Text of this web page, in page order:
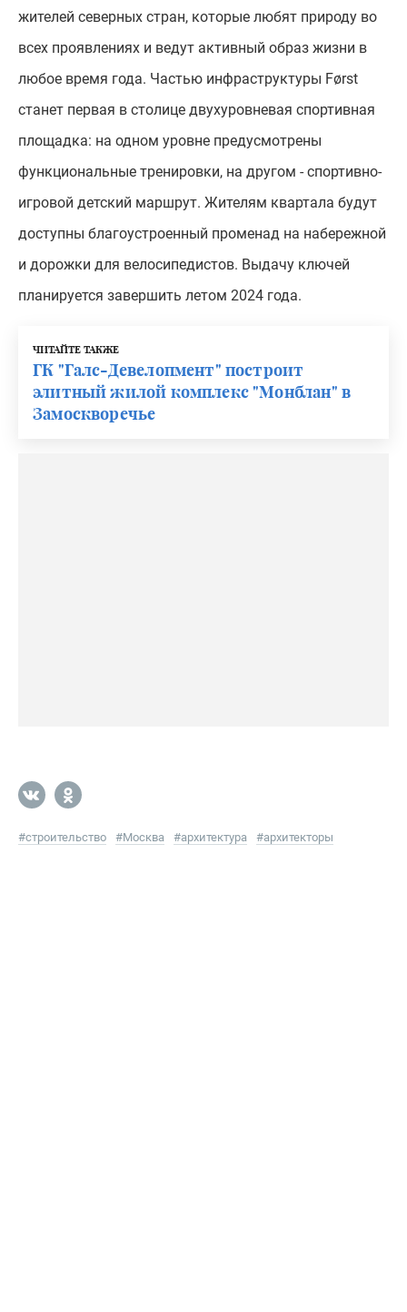
жителей северных стран, которые любят природу во
всех проявлениях и ведут активный образ жизни в
любое время года. Частью инфраструктуры Først
станет первая в столице двухуровневая спортивная
площадка: на одном уровне предусмотрены
функциональные тренировки, на другом - спортивно-
игровой детский маршрут. Жителям квартала будут
доступны благоустроенный променад на набережной
и дорожки для велосипедистов. Выдачу ключей
планируется завершить летом 2024 года.
ЧИТАЙТЕ ТАКЖЕ
ГК "Галс-Девелопмент" построит
элитный жилой комплекс "Монблан" в
Замоскворечье
#строительство #Москва #архитектура #архитекторы